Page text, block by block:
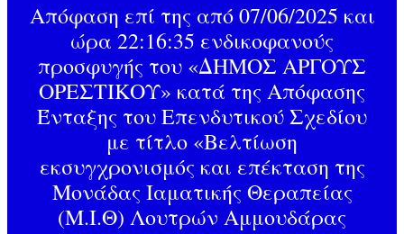
Απόφαση επί της από 07/06/2025 και
ώρα 22:16:35 ενδικοφανούς
προσφυγής του «ΔΗΜΟΣ ΑΡΓΟΥΣ
ΟΡΕΣΤΙΚΟΥ» κατά της Απόφασης
Ένταξης του Επενδυτικού Σχεδίου
με τίτλο «Βελτίωση
εκσυγχρονισμός και επέκταση της
Μονάδας Ιαματικής Θεραπείας
(Μ.Ι.Θ) Λουτρών Αμμουδάρας